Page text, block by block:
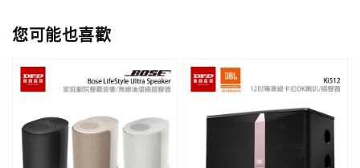
您可能也喜歡